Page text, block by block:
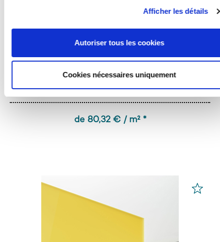
vous avez coché uniquement « Nécessaire », le transfert
Afficher les détails
Autoriser tous les cookies
Cookies nécessaires uniquement
PLEXIGLAS® GS
Jaune 1H20 GT
de 80,32 € / m² *